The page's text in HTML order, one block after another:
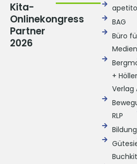
Kita-
Onlinekongress
Partner
2026
apetito
BAG
Büro
+ Höller
Verlag
RLP